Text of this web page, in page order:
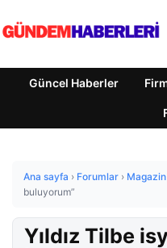
Güncel Haberler
Ana sayfa › Forumlar › Magazin
buluyorum”
Yıldız Tilbe